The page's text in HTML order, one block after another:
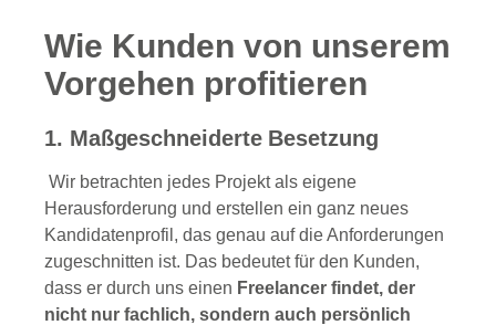
Wie Kunden von unserem
Vorgehen profitieren
1. Maßgeschneiderte Besetzung
Wir betrachten jedes Projekt als eigene
Herausforderung und erstellen ein ganz neues
Kandidatenprofil, das genau auf die Anforderungen
zugeschnitten ist. Das bedeutet für den Kunden,
dass er durch uns einen Freelancer findet, der
nicht nur fachlich, sondern auch persönlich